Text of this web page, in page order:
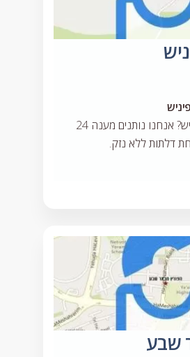
מחפש מנעולן באפיניש? אנחנו נותנים מענה 24
דלתות ללא נזק.
שבע